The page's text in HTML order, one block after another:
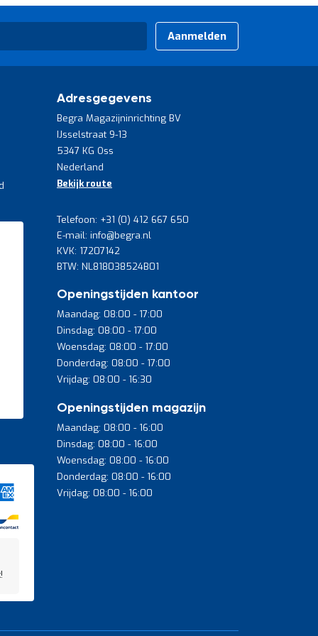
Aanmelden
Adresgegevens
Begra Magazijninrichting BV
IJsselstraat 9-13
5347 KG Oss
Nederland
Bekijk route
Telefoon: +31 (0) 412 667 650
E-mail: info@begra.nl
KVK: 17207142
BTW: NL818038524B01
Openingstijden kantoor
Maandag: 08:00 - 17:00
Dinsdag: 08:00 - 17:00
Woensdag: 08:00 - 17:00
Donderdag: 08:00 - 17:00
Vrijdag: 08:00 - 16:30
Openingstijden magazijn
Maandag: 08:00 - 16:00
Dinsdag: 08:00 - 16:00
Woensdag: 08:00 - 16:00
Donderdag: 08:00 - 16:00
Vrijdag: 08:00 - 16:00